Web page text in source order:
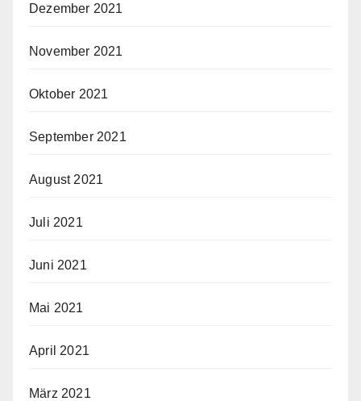
Dezember 2021
November 2021
Oktober 2021
September 2021
August 2021
Juli 2021
Juni 2021
Mai 2021
April 2021
März 2021